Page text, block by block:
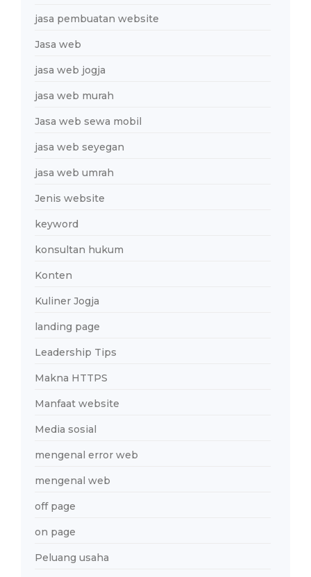
jasa pembuatan website
Jasa web
jasa web jogja
jasa web murah
Jasa web sewa mobil
jasa web seyegan
jasa web umrah
Jenis website
keyword
konsultan hukum
Konten
Kuliner Jogja
landing page
Leadership Tips
Makna HTTPS
Manfaat website
Media sosial
mengenal error web
mengenal web
off page
on page
Peluang usaha